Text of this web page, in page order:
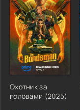
Охотник за
головами (2025)